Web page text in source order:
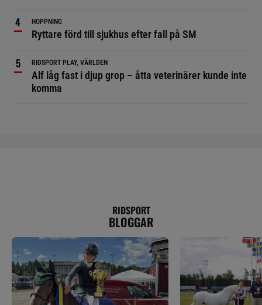
HOPPNING
Ryttare förd till sjukhus efter fall på SM
RIDSPORT PLAY, VÄRLDEN
Alf låg fast i djup grop – åtta veterinärer kunde inte
komma
RIDSPORT
BLOGGAR